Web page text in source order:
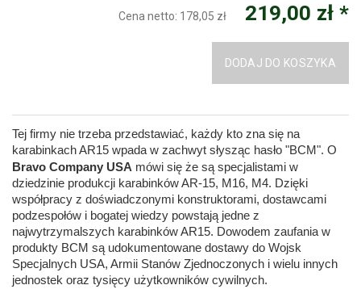
Cena netto: 178,05 zł 219,00 zł *
DODAJ DO KOSZYKA
Tej firmy nie trzeba przedstawiać, każdy kto zna się na
karabinkach AR15 wpada w zachwyt słysząc hasło "BCM". O
Bravo Company USA mówi się że są specjalistami w
dziedzinie produkcji karabinków AR-15, M16, M4. Dzięki
współpracy z doświadczonymi konstruktorami, dostawcami
podzespołów i bogatej wiedzy powstają jedne z
najwytrzymalszych karabinków AR15. Dowodem zaufania w
produkty BCM są udokumentowane dostawy do Wojsk
Specjalnych USA, Armii Stanów Zjednoczonych i wielu innych
jednostek oraz tysięcy użytkowników cywilnych.